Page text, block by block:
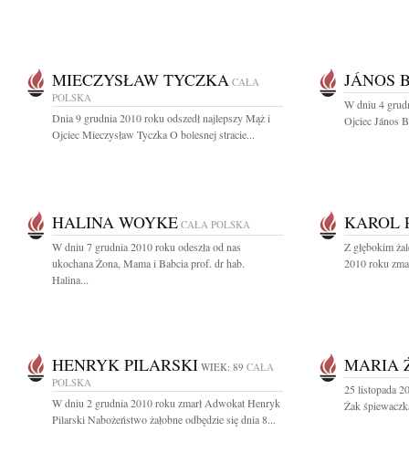
MIECZYSŁAW TYCZKA CAŁA
POLSKA
Dnia 9 grudnia 2010 roku odszedł najlepszy Mąż i
Ojciec Mieczysław Tyczka O bolesnej stracie...
JÁNOS
W dniu 4
Ojciec János
HALINA WOYKE CAŁA POLSKA
W dniu 7 grudnia 2010 roku odeszła od nas
ukochana Żona, Mama i Babcia prof. dr hab.
Halina...
KAROL
Z głębokim
2010 roku
HENRYK PILARSKI WIEK: 89 CAŁA
POLSKA
W dniu 2 grudnia 2010 roku zmarł Adwokat Henryk
Pilarski Nabożeństwo żałobne odbędzie się dnia 8...
MARIA
25 listopada
Żak